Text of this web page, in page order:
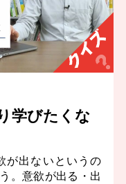
学びたくな
が出ないというの
。意欲が出る・出